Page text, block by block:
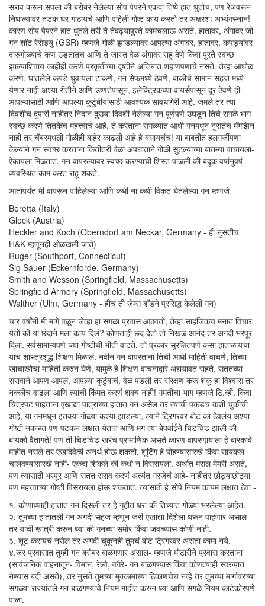
सराव करून संपला की बरोबर नेलेल्या सोप पेपरने एकदा तिथे हात धुतोच, पण रेंजवरून
निघाल्यावर तडक घर गाठायचे आणि पहिली गोष्ट काय करतो तर अक्षरशः अभ्यंगस्नान!
कारण सोप पेपरने हात धुतले तरी ते तेवढ्यापुरते कामचलाऊ असते. हातावर, अंगावर जो
गन शॉट रेसेड्यु (GSR) म्हणजे गोळी झाडल्यावर आपल्या अंगावर, हातावर, कपड्यांवर
दारुगोळ्याचे कण उडतातच आणि ते जास्त वेळ अंगावर राहू देणे किंवा पुरते स्वच्छ
झाल्याशिवाय काहीही करणे प्रकृतीच्या दृष्टीने अजिबात शहाणपणाचे नसते. तेव्हा आंघोळ
करणे, घातलेले कपडे धुवायला टाकणे, गन सेफमध्ये ठेवणे, बाकीचे सामान सहज मध्ये
येणार नाही अश्या रीतीने आणि उष्णतेपासून, इलेक्ट्रिकच्या वायर्सपासून दूर ठेवणे ही
आपल्यासाठी आणि आपल्या कुटुंबीयांसाठी आवश्यक सावधगिरी आहे. जमले तर त्या
दिवशीच दुपारी नाहीतर निदान दुसर्‍या दिवशी नेलेल्या गन पूर्णपणे उघडून तिचे सगळे भाग
स्वच्छ करणे तितकेच महत्त्वाचे आहे. ते करताना सगळ्यात आधी गनमधून नुसतंच मॅगझिन
नाही तर चेंबरमधली गोळीही बाहेर काढली आहे हे बघायचंच! या बाबतीत हलगर्जीपणा
केल्याने गन स्वच्छ करताना कितीतरी वेळा अपघाताने गोळी सुटल्याच्या बातम्या वाचायला-
ऐकायला मिळतात. गन वापरल्यावर स्वच्छ करण्याची शिस्त पाळली की बंदूक वर्षानुवर्ष
व्यवस्थित काम करत राहू शकते.
आतापर्यंत मी वापरून पाहिलेल्या आणि कधी ना कधी विकत घेतलेल्या गन म्हणजे -
Beretta (Italy)
Glock (Austria)
Heckler and Koch (Oberndorf am Neckar, Germany - ही नुसतीच
H&K म्हणूनही ओळखली जाते)
Ruger (Southport, Connecticut)
Sig Sauer (Eckernforde, Germany)
Smith and Wesson (Springfield, Massachusetts)
Springfield Armory (Springfield, Massachusetts)
Walther (Ulm, Germany - हीच ती जेम्स बाँडने प्रसिद्ध केलेली गन)
चार वर्षांनी मी मागे वळून जेव्हा हा सगळा प्रवास आठवतो, तेव्हा साहजिकच मनात विचार
येतो की या छंदाने मला काय दिलं? कोणताही छंद देतो तो निखळ आनंद तर अगदी भरपूर
दिला. सर्वसामान्यपणे ज्या गोष्टीची भीती वाटते, तो प्रकार सुरक्षितपणे कसा हाताळायचा
याचं शास्त्रशुद्ध शिक्षण मिळालं. नवीन गन वापरताना तिची आधी माहिती वाचणे, तिच्या
खाचाखोचा माहिती करुन घेणे, यामुळे हे शिक्षण वाचनाद्वारे अद्ययावत राहते. सततच्या
सरावाने आपण आपलं, आपल्या कुटुंबाचं, वेळ पडली तर संरक्षण करू शकू हा विश्वास तर
नक्कीच वाढला आणि त्याची किंमत करणं शक्य नाही! गमतीचा भाग म्हणजे टि.व्ही. किंवा
चित्रपट पाहताना एखाद्या पात्राच्या हातात गन असेल तर त्याची पकडच कशी चुकीची
आहे, या गनमधून इतक्या गोळ्या कश्या झाडल्या, त्याने ट्रिगरवर बोट का ठेवलंय अश्या
गोष्टी नकळत पण पटकन लक्षात येतात आणि मग त्या बेपर्वाईने चिडचिड झाली की
बायको वैतागते! पण ती चिडचिड खरंच प्रामाणिक असते कारण वापरणार्‍याला हे बारकावे
माहीत नसले तर एखादेवेळी अनर्थ होऊ शकतो. शूटिंग हे पोहण्यासारखे किंवा सायकल
चालवण्यासारखे नाही- एकदा शिकले की कधी न विसरायला. अर्थात मसल मेमरी असते,
पण त्यासाठी भरपूर आणि सतत सराव करणं अत्यंत गरजेचं आहे- नाहीतर छोट्याछोट्या
पण महत्त्वाच्या गोष्टी विसरायला होऊ शकतात. त्यासाठी हे सोपे नियम कायम लक्षात ठेवा -
१. कोणाच्याही हातात गन दिसली तर हे गृहीत धरा की तिच्यात गोळ्या भरलेल्या आहेत.
२. तुमच्या हातातली गन अगदी सहज म्हणून जरी एखाद्या दिशेला धरून पाहणार असाल
तर याची खात्री करुन घ्या की गनच्या समोर किंवा जवळपास कोणी नाही.
३. शूट करायचं नसेल तर अगदी चुकूनही तुमचं बोट ट्रिगरवर असता कामा नये.
४.जर प्रवासात तुम्ही गन बरोबर बाळगणार असाल- म्हणजे मोटारीने प्रवास करताना
(सार्वजनिक वाहनातून- विमान, रेल्वे, वगैरे- गन बाळगण्यास किंवा कोणत्याही स्वरुपात
नेण्यास बंदी असते), तर नुसते तुमच्या मुक्कामाच्या ठिकाणचेच नव्हे तर तुमच्या मार्गावरच्या
सगळ्या राज्यांतले गन बाळगण्याचे नियम माहीत करुन घ्या आणि सगळे नियम काटेकोरपणे
पाळा.